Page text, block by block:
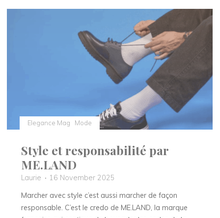
l’artisanat
accessoire
Elegance Mag Mode
Style et responsabilité par
ME.LAND
Laurie
16 November 2025
Marcher avec style c’est aussi marcher de façon
responsable. C’est le credo de ME.LAND, la marque